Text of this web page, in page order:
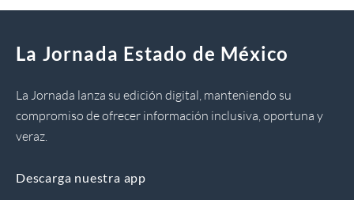
La Jornada Estado de México
La Jornada lanza su edición digital, manteniendo su
compromiso de ofrecer información inclusiva, oportuna y
veraz.
Descarga nuestra app